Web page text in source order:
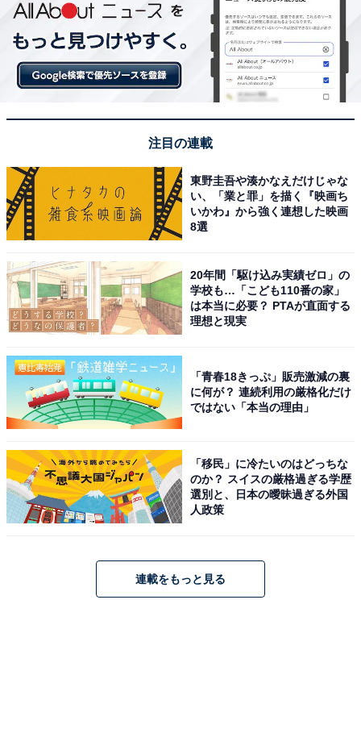
注目の連載
東野圭吾や湊かなえだけじゃな
い、「業と罪」を描く『映画ち
いかわ』から強く連想した映画
8選
20年間「駆け込み実績ゼロ」の
学校も…「こども110番の家」
は本当に必要？ PTAが直面する
理想と現実
「青春18きっぷ」販売激減の裏
に何が？ 連続利用の厳格化だけ
ではない「本当の理由」
「移民」に冷たいのはどっちな
のか？ スイスの厳格過ぎる学歴
選別と、日本の曖昧過ぎる外国
人政策
連載をもっと見る